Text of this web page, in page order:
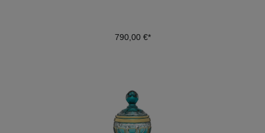
790,00 €*
DETAILS